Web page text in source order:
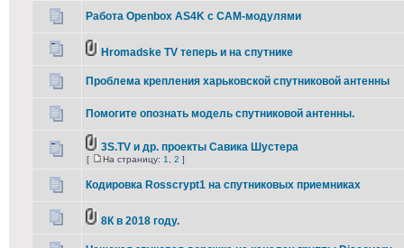
Работа Openbox AS4K с САМ-модулями
Hromadske TV теперь и на спутнике
Проблема крепления харьковской спутниковой антенны
Помогите опознать модель спутниковой антенны.
3S.TV и др. проекты Савика Шустера
[ На страницу: 1 2 ]
Кодировка Rosscrypt1 на спутниковых приемниках
8К в 2018 году.